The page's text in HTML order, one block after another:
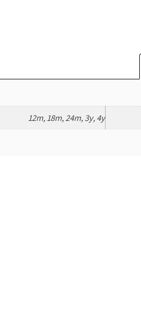
12m, 18m, 24m, 3y, 4y